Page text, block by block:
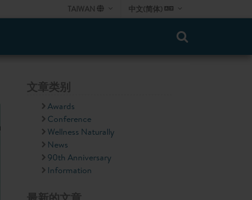
TAIWAN 中文(简体)
文章类别
Awards
Conference
Wellness Naturally
News
90th Anniversary
Information